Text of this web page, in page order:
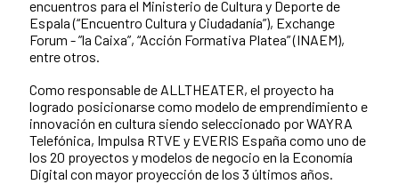
encuentros para el Ministerio de Cultura y Deporte de
Espala (“Encuentro Cultura y Ciudadanía”), Exchange
Forum - ”la Caixa”, “Acción Formativa Platea” (INAEM),
entre otros.
Como responsable de ALLTHEATER, el proyecto ha
logrado posicionarse como modelo de emprendimiento e
innovación en cultura siendo seleccionado por WAYRA
Telefónica, Impulsa RTVE y EVERIS España como uno de
los 20 proyectos y modelos de negocio en la Economía
Digital con mayor proyección de los 3 últimos años.